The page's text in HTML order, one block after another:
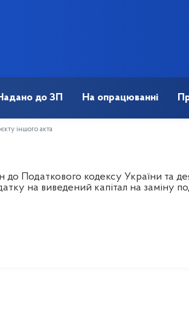
до ЗП На опрацюванні
іншого акта
Податкового кодексу України та
на виведений капітал на заміну